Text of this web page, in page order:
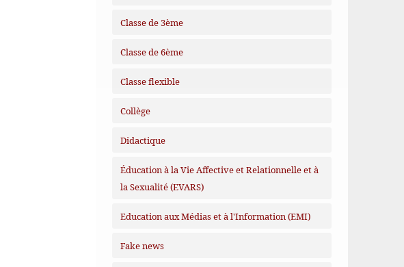
Classe de 3ème
Classe de 6ème
Classe flexible
Collège
Didactique
Éducation à la Vie Affective et Relationnelle et à
la Sexualité (EVARS)
Education aux Médias et à l'Information (EMI)
Fake news